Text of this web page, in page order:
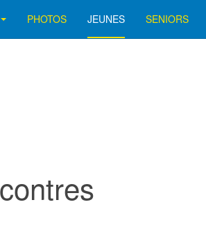
PHOTOS JEUNES SENIORS